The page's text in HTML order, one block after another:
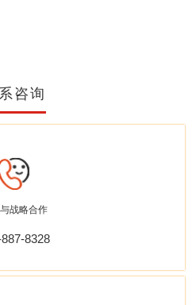
咨询
战略合作
8328